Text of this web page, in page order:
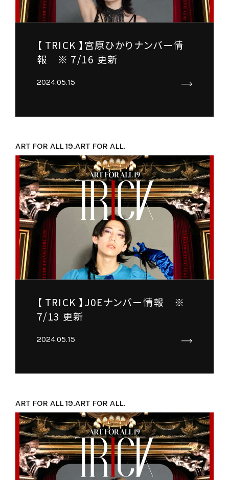
【 TRICK 】宮原ひかりナンバー情
報 ※ 7/16 更新
2024.05.15
ART FOR ALL 19.ART FOR ALL.
【 TRICK 】J0Eナンバー情報 ※
7/13 更新
2024.05.15
ART FOR ALL 19.ART FOR ALL.